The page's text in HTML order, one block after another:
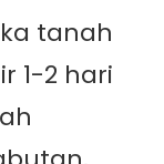
tanah
1-2 hari